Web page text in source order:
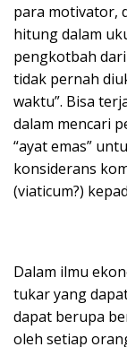
para motivator,
hitung dalam
pengkotbah
tidak pernah
waktu”. Bisa
dalam mencari
“ayat emas”
konsiderans
(viaticum?)
Dalam ilmu
tukar yang
dapat berupa
oleh setiap